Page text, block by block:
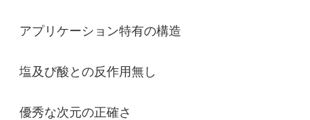
アプリケーション特有の構造
塩及び酸との反作用無し
優秀な次元の正確さ